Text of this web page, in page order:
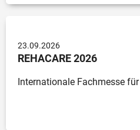
23.09.2026
REHACARE 2026
Internationale Fachmesse